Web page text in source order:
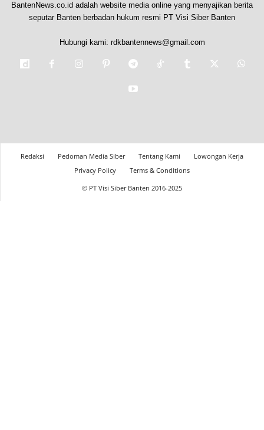
BantenNews.co.id adalah website media online yang menyajikan berita
seputar Banten berbadan hukum resmi PT Visi Siber Banten
Hubungi kami: rdkbantennews@gmail.com
Redaksi Pedoman Media Siber Tentang Kami
Lowongan Kerja
Privacy Policy
Terms & Conditions
© PT Visi Siber Banten 2016-2025